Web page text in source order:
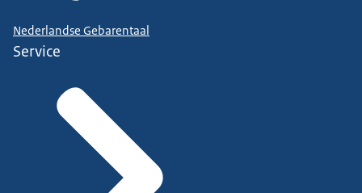
Nederlandse Gebarentaal
Service